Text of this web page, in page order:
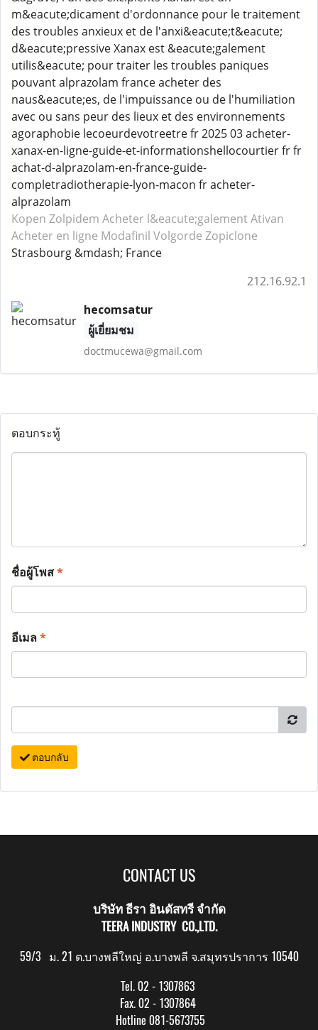
m&eacute;dicament d'ordonnance pour le traitement
des troubles anxieux et de l'anxi&eacute;t&eacute;
d&eacute;pressive Xanax est &eacute;galement
utilis&eacute; pour traiter les troubles paniques
pouvant alprazolam france acheter des
naus&eacute;es, de l'impuissance ou de l'humiliation
avec ou sans peur des lieux et des environnements
agoraphobie lecoeurdevotreetre fr 2025 03 acheter-
xanax-en-ligne-guide-et-informationshellocourtier fr fr
achat-d-alprazolam-en-france-guide-
completradiotherapie-lyon-macon fr acheter-
alprazolam
Kopen Zolpidem Acheter l&eacute;galement Ativan
Acheter en ligne Modafinil Volgorde Zopiclone
Strasbourg &mdash; France
212.16.92.1
hecomsatur
ผู้เยี่ยมชม
doctmucewa@gmail.com
ตอบกระทู้
ชื่อผู้โพส*
อีเมล*
ตอบกลับ
CONTACT US
บริษัท ธีรา อินดัสทรี จำกัด
TEERA INDUSTRY CO.,LTD.
59/3 ม. 21 ต.บางพลีใหญ่ อ.บางพลี จ.สมุทรปราการ 10540
Tel. 02 - 1307863
Fax. 02 - 1307864
Hotline 081-5673755